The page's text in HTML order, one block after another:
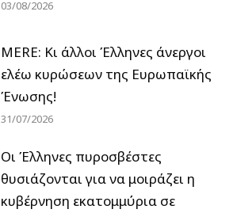
03/08/2026
MERE: Κι άλλοι Έλληνες άνεργοι
ελέω κυρώσεων της Ευρωπαϊκής
Ένωσης!
31/07/2026
Οι Έλληνες πυροσβέστες
θυσιάζονται για να μοιράζει η
κυβέρνηση εκατομμύρια σε